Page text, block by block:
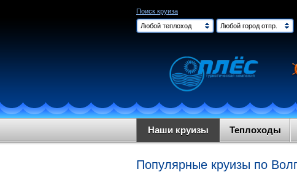
Поиск круиза
Любой теплоход
Любой город отпр.
Наши круизы Теплоходы
Популярные круизы по